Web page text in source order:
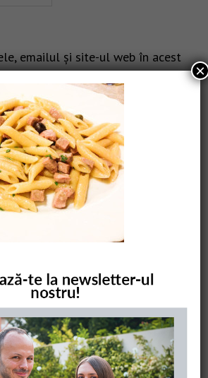
emailul și site-ul web în acest
NOASTRĂ
×